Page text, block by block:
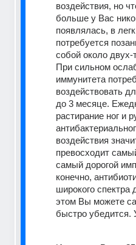
воздействия, но
больше у Вас
появлялась, в
потребуется
собой около двух-
При сильном
иммунитета
воздействовать
до 3 месяце.
растирание ног и
воздействия
превосходит
самый дорогой
конечно,
широкого спектра
этом Вы можете
быстро